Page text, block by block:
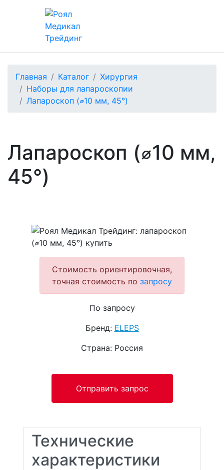
Главная Каталог
Хирургия
Наборы для лапароскопии
Лапароскоп (⌀10 мм, 45°)
Лапароскоп (⌀10 мм,
45°)
Стоимость ориентировочная,
точная стоимость по запросу
По запросу
Бренд: ELEPS
Страна: Россия
Отправить запрос
Технические
характеристики